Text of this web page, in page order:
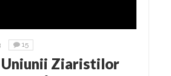
15
Uniunii Ziaristilor